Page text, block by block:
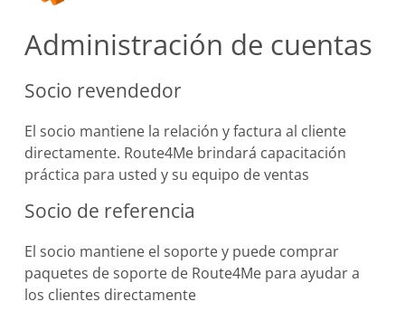
Administración de cuentas
Socio revendedor
El socio mantiene la relación y factura al cliente
directamente. Route4Me brindará capacitación
práctica para usted y su equipo de ventas
Socio de referencia
El socio mantiene el soporte y puede comprar
paquetes de soporte de Route4Me para ayudar a
los clientes directamente